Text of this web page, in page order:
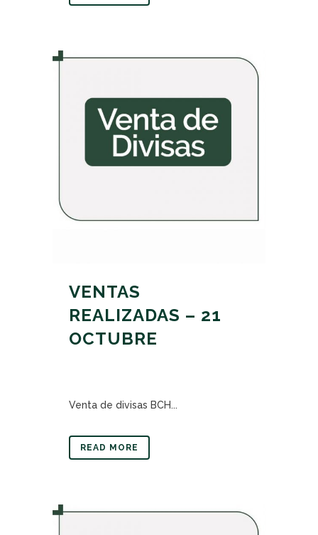
VENTAS
REALIZADAS – 21
OCTUBRE
Venta de divisas BCH...
READ MORE